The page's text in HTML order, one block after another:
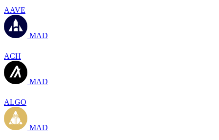
AAVE
MAD
ACH
MAD
ALGO
MAD